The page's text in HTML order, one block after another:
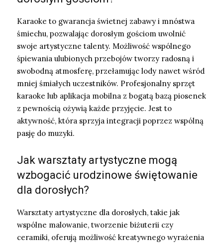
Karaoke to gwarancja świetnej zabawy i mnóstwa
śmiechu, pozwalając dorosłym gościom uwolnić
swoje artystyczne talenty. Możliwość wspólnego
śpiewania ulubionych przebojów tworzy radosną i
swobodną atmosferę, przełamując lody nawet wśród
mniej śmiałych uczestników. Profesjonalny sprzęt
karaoke lub aplikacja mobilna z bogatą bazą piosenek
z pewnością ożywią każde przyjęcie. Jest to
aktywność, która sprzyja integracji poprzez wspólną
pasję do muzyki.
Jak warsztaty artystyczne mogą
wzbogacić urodzinowe świętowanie
dla dorosłych?
Warsztaty artystyczne dla dorosłych, takie jak
wspólne malowanie, tworzenie biżuterii czy
ceramiki, oferują możliwość kreatywnego wyrażenia